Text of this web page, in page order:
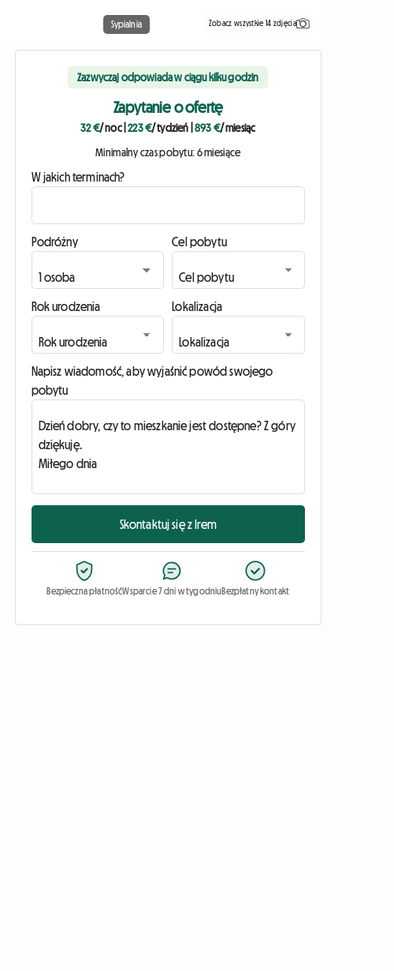
Sypialnia Zobacz wszystkie 14 zdjęcia
Zazwyczaj odpowiada w ciągu kilku godzin
Zapytanie o ofertę
32 €/ noc|223 €/ tydzień 893 €/ miesiąc
Minimalny czas pobytu: 6 miesiące
W jakich terminach?
Podróżny Cel pobytu
Rok urodzenia Lokalizacja
Napisz wiadomość, aby wyjaśnić powód swojego
pobytu
Skontaktuj się z Irem
Bezpieczna płatnośćWsparcie 7 dni w tygodniuBezpłatny kontakt